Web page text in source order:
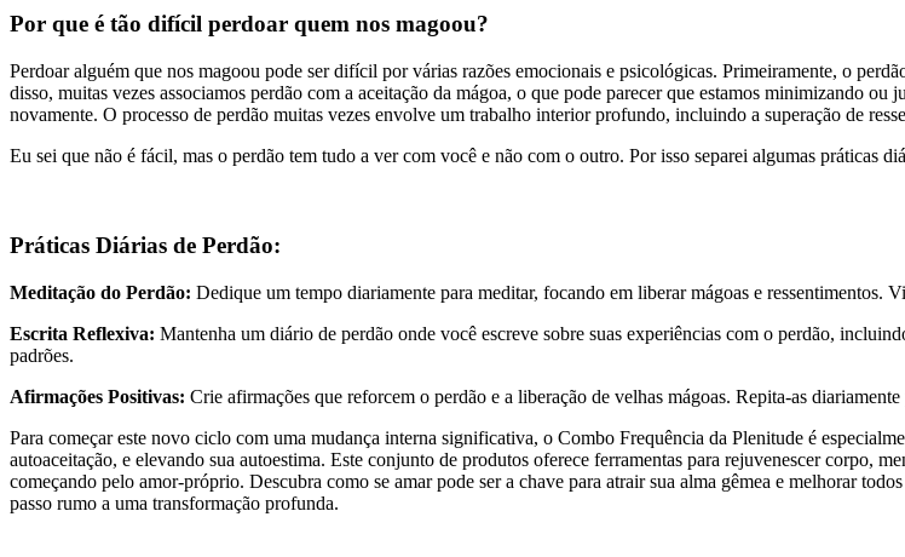
Por que é tão difícil perdoar quem nos magoou?
Perdoar alguém que nos magoou pode ser difícil por várias razões emocionais e psicológicas. Primeiramente, o
disso, muitas vezes associamos perdão com a aceitação da mágoa, o que pode parecer que estamos minimizando
novamente. O processo de perdão muitas vezes envolve um trabalho interior profundo, incluindo a superação de
Eu sei que não é fácil, mas o perdão tem tudo a ver com você e não com o outro. Por isso separei algumas práticas
Práticas Diárias de Perdão:
Meditação do Perdão: Dedique um tempo diariamente para meditar, focando em liberar mágoas e ressentimentos.
Escrita Reflexiva: Mantenha um diário de perdão onde você escreve sobre suas experiências com o perdão,
padrões.
Afirmações Positivas: Crie afirmações que reforcem o perdão e a liberação de velhas mágoas. Repita-as
Para começar este novo ciclo com uma mudança interna significativa, o Combo Frequência da Plenitude é
autoaceitação, e elevando sua autoestima. Este conjunto de produtos oferece ferramentas para rejuvenescer corpo,
começando pelo amor-próprio. Descubra como se amar pode ser a chave para atrair sua alma gêmea e melhorar
passo rumo a uma transformação profunda.